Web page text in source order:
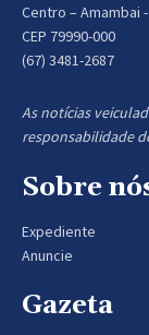
Centro – Amambai -
CEP 79990-000
(67) 3481-2687
As notícias
responsabilidade
Sobre
Expediente
Anuncie
Gazeta